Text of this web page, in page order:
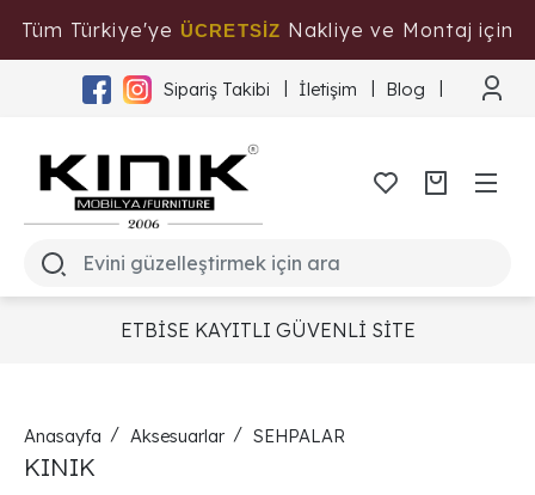
Tüm Türkiye'ye ÜCRETSİZ Nakliye ve Montaj için
Tıklayınız
Sipariş Takibi İletişim Blog
ETBİSE KAYITLI GÜVENLİ SİTE
Anasayfa Aksesuarlar SEHPALAR
KINIK